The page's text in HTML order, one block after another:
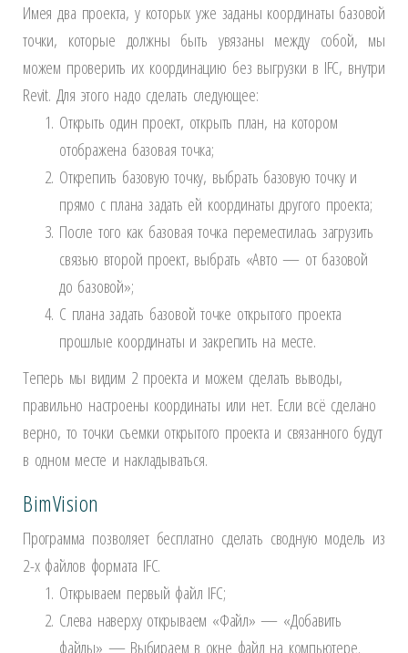
Имея два проекта, у которых уже заданы координаты базовой
точки, которые должны быть увязаны между собой, мы
можем проверить их координацию без выгрузки в IFC, внутри
Revit. Для этого надо сделать следующее:
Открыть один проект, открыть план, на котором
отображена базовая точка;
Открепить базовую точку, выбрать базовую точку и
прямо с плана задать ей координаты другого проекта;
После того как базовая точка переместилась загрузить
связью второй проект, выбрать «Авто — от базовой
до базовой»;
С плана задать базовой точке открытого проекта
прошлые координаты и закрепить на месте.
Теперь мы видим 2 проекта и можем сделать выводы,
правильно настроены координаты или нет. Если всё сделано
верно, то точки съемки открытого проекта и связанного будут
в одном месте и накладываться.
BimVision
Программа позволяет бесплатно сделать сводную модель из
2-х файлов формата IFC.
Открываем первый файл IFC;
Слева наверху открываем «Файл» — «Добавить
файлы» — Выбираем в окне файл на компьютере.